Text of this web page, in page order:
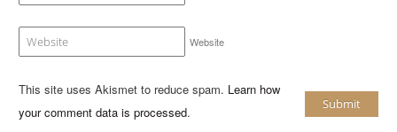
Website
This site uses Akismet to reduce spam. Learn how
your comment data is processed.